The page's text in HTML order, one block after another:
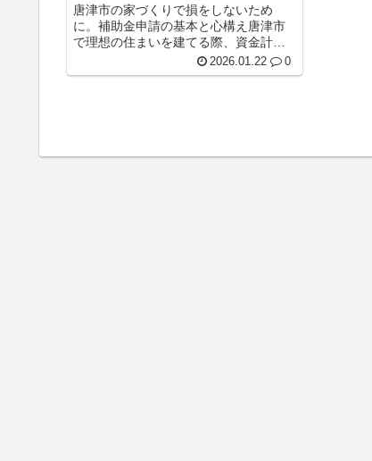
唐津市の家づくりで損をしないため
に。補助金申請の基本と心構え唐津市
で理想の住まいを建てる際、資金計画
を支える補助金は非常に心強い味方に
なりますね。せっかくのマイホーム作
2026.01.22 0